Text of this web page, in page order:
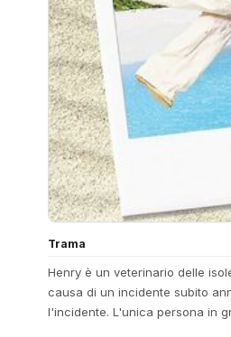
Trama
Henry è un veterinario delle
causa di un incidente subito
l'incidente. L'unica persona in